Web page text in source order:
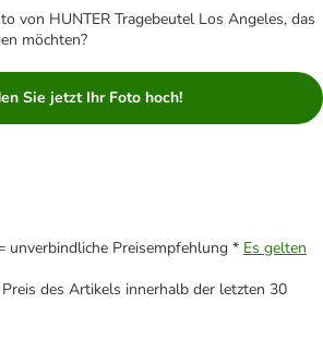
von HUNTER Tragebeutel Los Angeles, das
möchten?
Sie jetzt Ihr Foto hoch!
unverbindliche Preisempfehlung * Es gelten
des Artikels innerhalb der letzten 30